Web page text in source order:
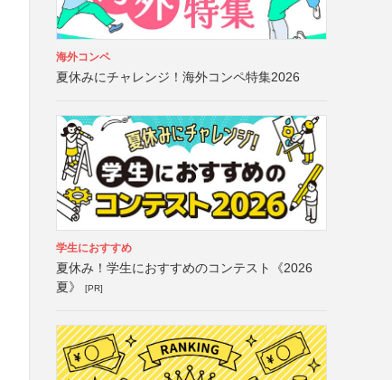
海外コンペ
夏休みにチャレンジ！海外コンペ特集2026
学生におすすめ
夏休み！学生におすすめのコンテスト《2026
夏》
[PR]